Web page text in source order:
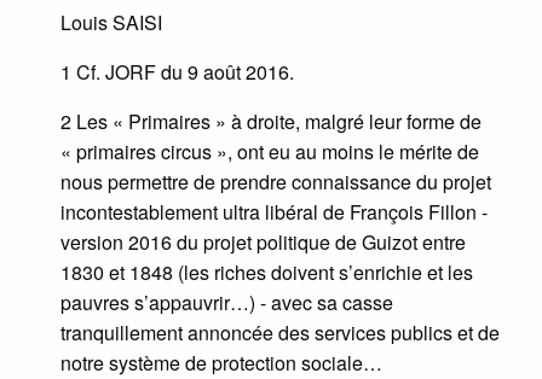
Louis SAISI
1 Cf. JORF du 9 août 2016.
2 Les « Primaires » à droite, malgré leur forme de
« primaires circus », ont eu au moins le mérite de
nous permettre de prendre connaissance du projet
incontestablement ultra libéral de François Fillon -
version 2016 du projet politique de Guizot entre
1830 et 1848 (les riches doivent s’enrichie et les
pauvres s’appauvrir…) - avec sa casse
tranquillement annoncée des services publics et de
notre système de protection sociale…